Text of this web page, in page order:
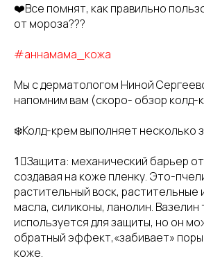
❤️Все помнят, как правильно
от мороза???
#аннамама_кожа
Мы с дерматологом Ниной
напомним вам (скоро- обзор колд-
❄️Колд-крем выполняет несколько
1⃣Защита: механический барьер
создавая на коже пленку. Это-
растительный воск, растительные
масла, силиконы, ланолин. Вазелин
используется для защиты, но он
обратный эффект,«забивает»
коже.